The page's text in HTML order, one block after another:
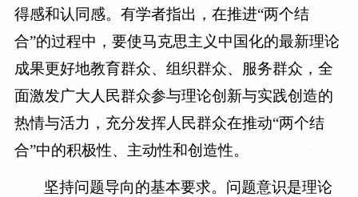
得感和认同感。有学者指出，在推进“两个结
合”的过程中，要使马克思主义中国化的最新理论
成果更好地教育群众、组织群众、服务群众，全
面激发广大人民群众参与理论创新与实践创造的
热情与活力，充分发挥人民群众在推动“两个结
合”中的积极性、主动性和创造性。
坚持问题导向的基本要求。问题意识是理论